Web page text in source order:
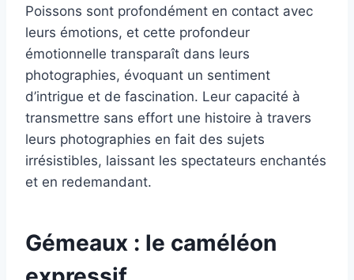
Poissons sont profondément en contact avec
leurs émotions, et cette profondeur
émotionnelle transparaît dans leurs
photographies, évoquant un sentiment
d’intrigue et de fascination. Leur capacité à
transmettre sans effort une histoire à travers
leurs photographies en fait des sujets
irrésistibles, laissant les spectateurs enchantés
et en redemandant.
Gémeaux : le caméléon